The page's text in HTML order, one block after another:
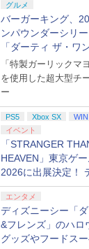
グルメ
バーガーキング、
ンパウンダーシリ
「ダーティ ザ・ワ
ダー」を8月7日発売
「特製ガーリックマ
を使用した超大型チ
ー
PS5 Xbox SX
WIN
イベント
「STRANGER
HEAVEN」東京ゲ
2026に出展決定！
イや体験型展示も
エンタメ
ディズニーシー「
&フレンズ」のハロ
グッズやフードスー